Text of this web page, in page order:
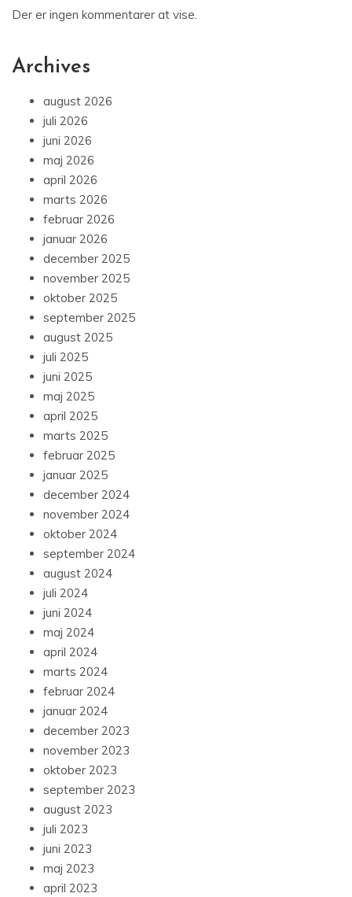
Der er ingen kommentarer at vise.
Archives
august 2026
juli 2026
juni 2026
maj 2026
april 2026
marts 2026
februar 2026
januar 2026
december 2025
november 2025
oktober 2025
september 2025
august 2025
juli 2025
juni 2025
maj 2025
april 2025
marts 2025
februar 2025
januar 2025
december 2024
november 2024
oktober 2024
september 2024
august 2024
juli 2024
juni 2024
maj 2024
april 2024
marts 2024
februar 2024
januar 2024
december 2023
november 2023
oktober 2023
september 2023
august 2023
juli 2023
juni 2023
maj 2023
april 2023